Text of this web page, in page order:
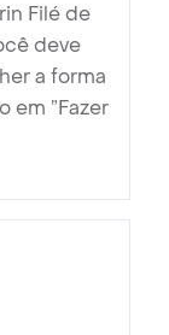
Filé de
deve
a forma
em ”Fazer